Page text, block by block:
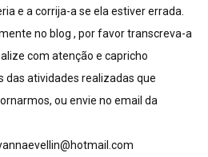
e a corrija-a se ela estiver errada.
no blog , por favor transcreva-a
com atenção e capricho
das atividades realizadas que
ou envie no email da